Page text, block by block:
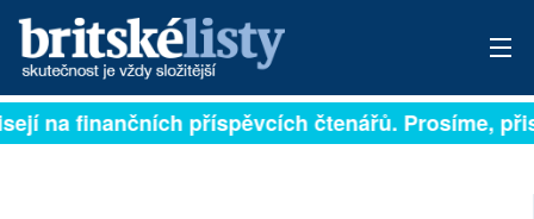
PŘIHLÁSIT
na finančních příspěvcích čtenářů. Prosíme,